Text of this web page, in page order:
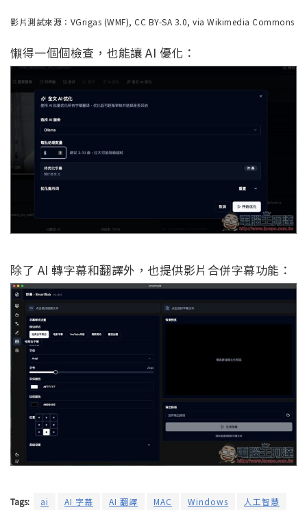
影片測試來源：VGrigas (WMF), CC BY-SA 3.0, via Wikimedia Commons
懶得一個個檢查，也能讓 AI 優化：
除了 AI 轉字幕和翻譯外，也提供影片合併字幕功能：
Tags: ai AI 字幕 AI 翻譯 MAC Windows 人工智慧